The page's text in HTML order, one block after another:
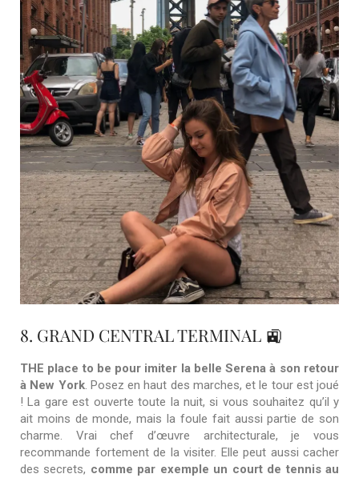
8. GRAND CENTRAL TERMINAL 🚉
THE place to be pour imiter la belle Serena à son retour
à New York. Posez en haut des marches, et le tour est joué
! La gare est ouverte toute la nuit, si vous souhaitez qu’il y
ait moins de monde, mais la foule fait aussi partie de son
charme. Vrai chef d’œuvre architecturale, je vous
recommande fortement de la visiter. Elle peut aussi cacher
des secrets, comme par exemple un court de tennis au